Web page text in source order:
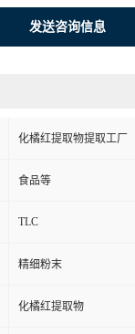
发送咨询信息
化橘红提取物提取工厂
食品等
TLC
精细粉末
化橘红提取物